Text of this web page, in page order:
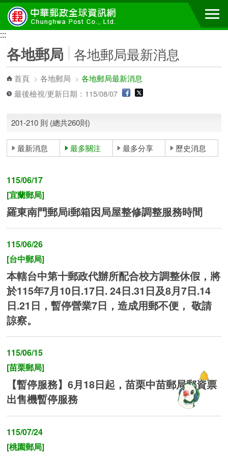
跳到主要內容區塊
:::
各地郵局 各地郵局最新消息
首頁 >各地郵局 >各地郵局最新消息
最後檢視/更新日期：115/08/07
201-210 則 (總共260則)
最新消息 最多關注 最多分享 歷史消息
115/06/17
[宜蘭郵局]
羅東南門郵局i郵箱因局屋整修調整服務時間
115/06/26
[台中郵局]
本轄台中第十郵政代辦所配合校方調整休假，將
於115年7月10日.17日. 24日.31日及8月7日.14
日.21日，暫停營業7日，造成用郵不便， 敬請
諒察。
115/06/15
[苗栗郵局]
【暫停服務】6月18日起，苗栗中苗郵局郵資票
出售機暫停服務
115/07/24
[桃園郵局]